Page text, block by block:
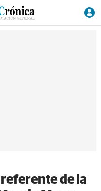
referente de la